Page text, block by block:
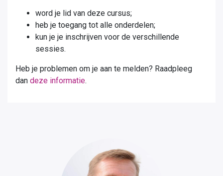
word je lid van deze cursus;
heb je toegang tot alle onderdelen;
kun je je inschrijven voor de verschillende
sessies.
Heb je problemen om je aan te melden? Raadpleeg
dan deze informatie.